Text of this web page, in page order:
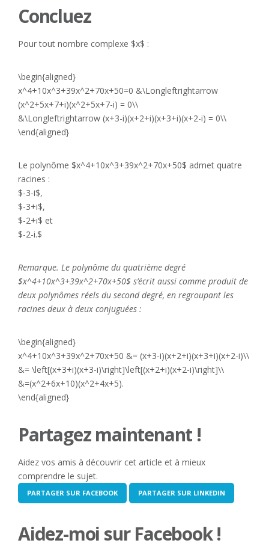
Concluez
Pour tout nombre complexe $x$ :
\begin{aligned}
x^4+10x^3+39x^2+70x+50=0 &\Longleftrightarrow
(x^2+5x+7+i)(x^2+5x+7-i) = 0\\
&\Longleftrightarrow (x+3-i)(x+2+i)(x+3+i)(x+2-i) = 0\\
\end{aligned}
Le polynôme $x^4+10x^3+39x^2+70x+50$ admet quatre
racines :
$-3-i$,
$-3+i$,
$-2+i$ et
$-2-i.$
Remarque. Le polynôme du quatrième degré
$x^4+10x^3+39x^2+70x+50$ s’écrit aussi comme produit de
deux polynômes réels du second degré, en regroupant les
racines deux à deux conjuguées :
\begin{aligned}
x^4+10x^3+39x^2+70x+50 &= (x+3-i)(x+2+i)(x+3+i)(x+2-i)\\
&= \left[(x+3+i)(x+3-i)\right]\left[(x+2+i)(x+2-i)\right]\\
&=(x^2+6x+10)(x^2+4x+5).
\end{aligned}
Partagez maintenant !
Aidez vos amis à découvrir cet article et à mieux
comprendre le sujet.
PARTAGER SUR FACEBOOK PARTAGER SUR LINKEDIN
Aidez-moi sur Facebook !